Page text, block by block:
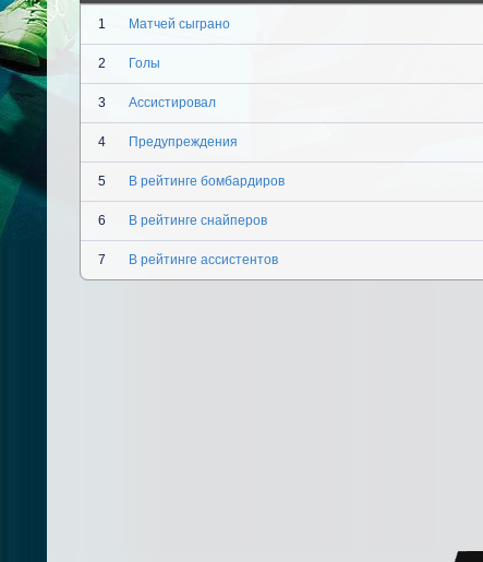
1 Матчей сыграно
2 Голы
3 Ассистировал
4 Предупреждения
5 В рейтинге бомбардиров
6 В рейтинге снайперов
7 В рейтинге ассистентов